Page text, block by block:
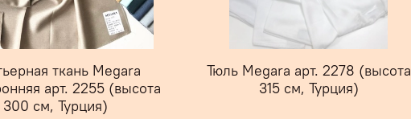
ткань Megara
арт. 2255 (высота
300 см, Турция)
Тюль Megara арт. 2278 (высота
315 см, Турция)